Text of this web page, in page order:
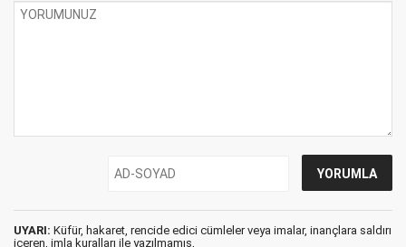
UYARI: Küfür, hakaret, rencide edici cümleler veya imalar, inançlara saldırı
içeren, imla kuralları ile yazılmamış,